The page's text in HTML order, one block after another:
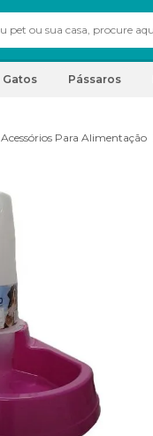
Gatos Pássaros
Acessórios Para Alimentação